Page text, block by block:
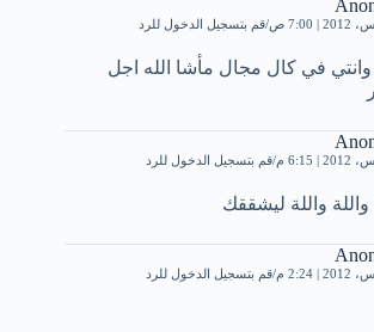
قم بتسجيل الدخول للرد
وانتي في كال مجال مأشا الله اجل
قم بتسجيل الدخول للرد
واللة واللة ليشققك
قم بتسجيل الدخول للرد